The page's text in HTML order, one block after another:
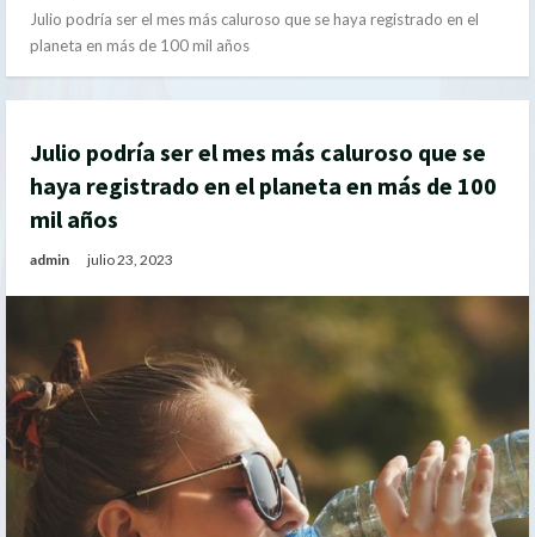
Julio podría ser el mes más caluroso que se haya registrado en el
planeta en más de 100 mil años
Julio podría ser el mes más caluroso que se
haya registrado en el planeta en más de 100
mil años
admin julio 23, 2023